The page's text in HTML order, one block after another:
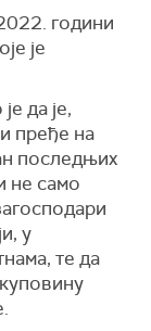
години
је
да је,
пређе на
последњих
не само
у
те да